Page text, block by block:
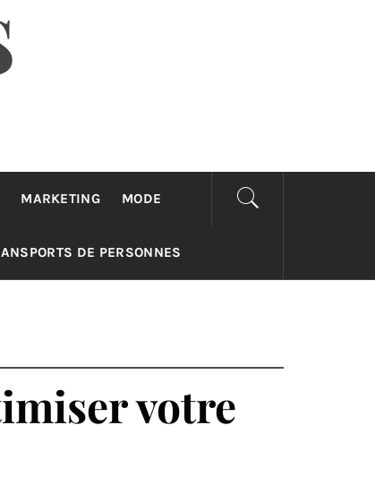
MARKETING MODE
DE PERSONNES
votre